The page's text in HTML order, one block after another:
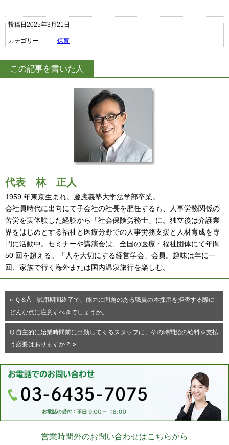
投稿日2025年3月21日
カテゴリー 保育
この記事を書いた人
代表 林 正人
1959 年東京生まれ。慶應義塾大学法学部卒業。
会社員時代に出向にて子会社の社長を歴任するも、人事労務関係の
苦労を実体験した経験から「社会保険労務士」に。独立後は介護業
界をはじめとする福祉と医療分野での人事労務支援と人材育成を専
門に活動中。セミナーや講演会は、全国の医療・福祉団体にて年間
50 回を超える。「人を大切にする経営学会」会員。趣味は年に一
回、家族で行く海外または国内温泉旅行を楽しむ。
« Ｑ＆Å 試用期間終了で、能力に問題のある職員の本採用を拒否する際に
どんな点に注意すべきでしょうか。
Q 自主的に始業時間前に出勤してくるスタッフに、その時間給の給料を支払
う必要はありますか？ »
営業時間外のお問い合わせはこちらから